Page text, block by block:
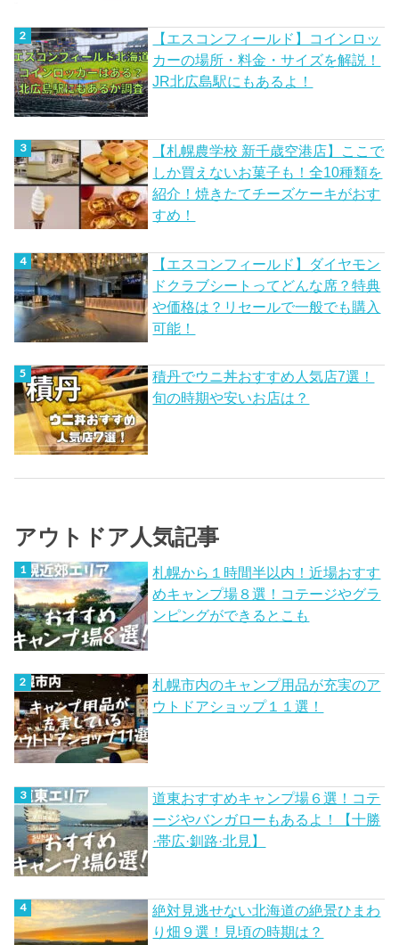
【エスコンフィールド】コインロッ
カーの場所・料金・サイズを解説！
JR北広島駅にもあるよ！
【札幌農学校 新千歳空港店】ここで
しか買えないお菓子も！全10種類を
紹介！焼きたてチーズケーキがおす
すめ！
【エスコンフィールド】ダイヤモン
ドクラブシートってどんな席？特典
や価格は？リセールで一般でも購入
可能！
積丹でウニ丼おすすめ人気店7選！
旬の時期や安いお店は？
アウトドア人気記事
札幌から１時間半以内！近場おすす
めキャンプ場８選！コテージやグラ
ンピングができるとこも
札幌市内のキャンプ用品が充実のア
ウトドアショップ１１選！
道東おすすめキャンプ場６選！コテ
ージやバンガローもあるよ！【十勝
·帯広·釧路·北見】
絶対見逃せない北海道の絶景ひまわ
り畑９選！見頃の時期は？